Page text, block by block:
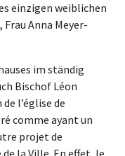
einzigen weiblichen
Anna Meyer-
im ständig
Bischof Léon
l’église de
comme ayant un
projet de